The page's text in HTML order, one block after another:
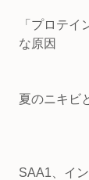
「プロテイ
な原因
夏のニキビ
SAA1、イ